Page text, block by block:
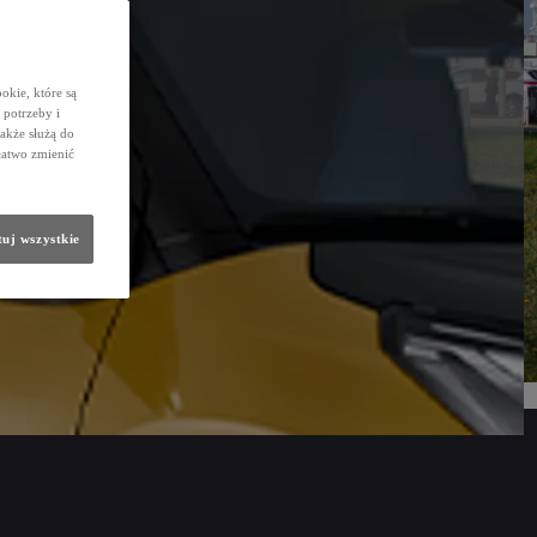
które są
potrzeby i
służą do
zmienić
wszystkie